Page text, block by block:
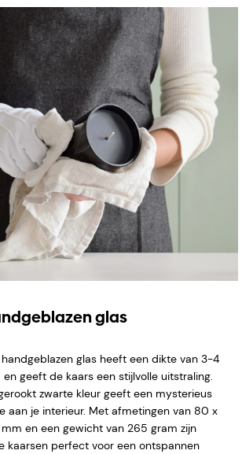
glas
glas heeft een dikte van 3-4
geeft de kaars een stijlvolle uitstraling.
zwarte kleur geeft een mysterieus
aan je interieur. Met afmetingen van 80 x
en een gewicht van 265 gram zijn
kaarsen perfect voor een ontspannen